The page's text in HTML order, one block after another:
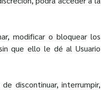
modificar o bloquear los
que ello le dé al Usuario
discontinuar, interrumpir,